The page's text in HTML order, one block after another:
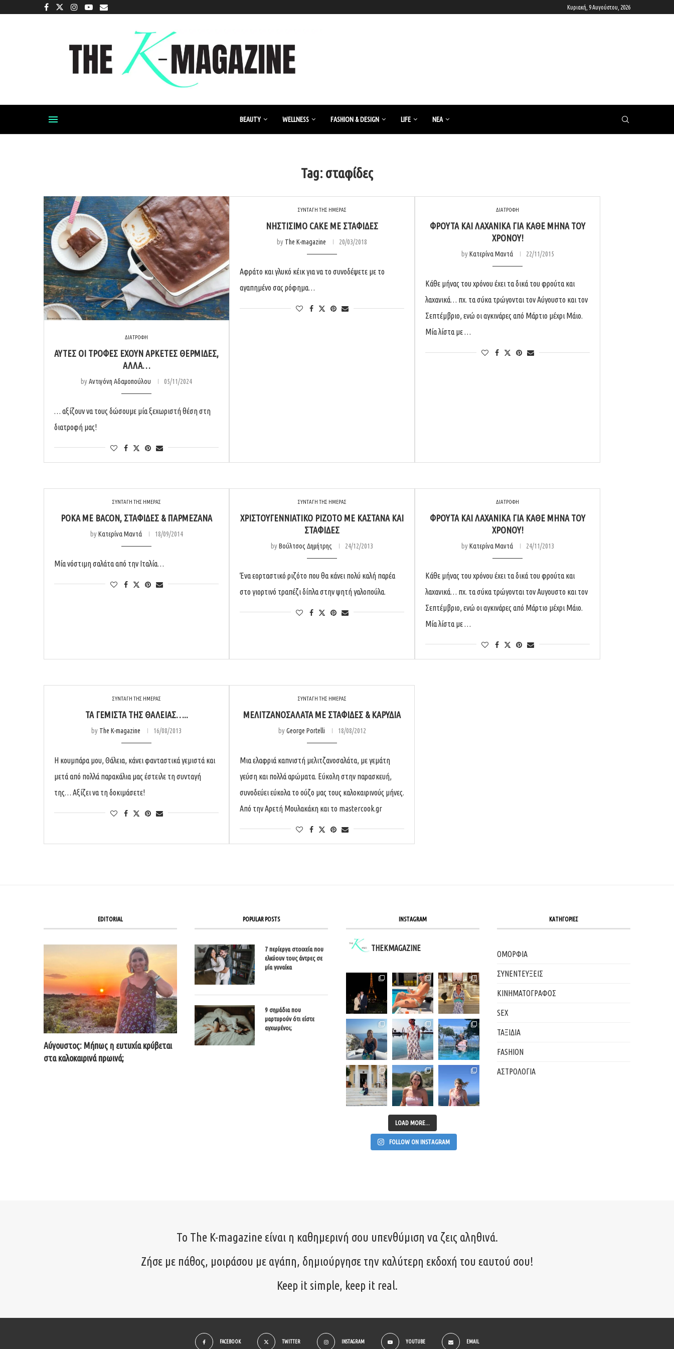
Κυριακή, 9 Αυγούστου, 2026
BEAUTY WELLNESS FASHION & DESIGN LIFE ΝΈΑ
Tag: σταφίδες
ΔΙΑΤΡΟΦΗ
ΑΥΤΕΣ ΟΙ ΤΡΟΦΕΣ ΕΧΟΥΝ ΑΡΚΕΤΕΣ ΘΕΡΜΙΔΕΣ,
ΑΛΛΑ…
byΑντιγόνη Αδαμοπούλου 05/11/2024
… αξίζουν να τους δώσουμε μία ξεχωριστή θέση στη
διατροφή μας!
ΣΥΝΤΑΓΗ ΤΗΣ ΗΜΕΡΑΣ
ΝΗΣΤΊΣΙΜΟ CAKE ΜΕ ΣΤΑΦΊΔΕΣ
by The K-magazine 20/03/2018
Αφράτο και γλυκό κέικ για να το συνοδέψετε με το
αγαπημένο σας ρόφημα…
ΔΙΑΤΡΟΦΗ
ΦΡΟΎΤΑ ΚΑΙ ΛΑΧΑΝΙΚΆ ΓΙΑ ΚΆΘΕ ΜΉΝΑ ΤΟΥ
ΧΡΌΝΟΥ!
byΚατερίνα Μαντά 22/11/2015
Κάθε μήνας του χρόνου έχει τα δικά του φρούτα και
λαχανικά… πχ. τα σύκα τρώγονται τον Αύγουστο και τον
Σεπτέμβριο, ενώ οι αγκινάρες από Μάρτιο μέχρι Μάιο.
Μία λίστα με …
ΣΥΝΤΑΓΗ ΤΗΣ ΗΜΕΡΑΣ
ΡΌΚΑ ΜΕ BACON, ΣΤΑΦΊΔΕΣ & ΠΑΡΜΕΖΆΝΑ
byΚατερίνα Μαντά 18/09/2014
Μία νόστιμη σαλάτα από την Ιταλία…
ΣΥΝΤΑΓΗ ΤΗΣ ΗΜΕΡΑΣ
ΧΡΙΣΤΟΥΓΕΝΝΙΆΤΙΚΟ ΡΙΖΌΤΟ ΜΕ ΚΆΣΤΑΝΑ ΚΑΙ
ΣΤΑΦΊΔΕΣ
byΒούλτσος Δημήτρης 24/12/2013
Ένα εορταστικό ριζότο που θα κάνει πολύ καλή παρέα
στο γιορτινό τραπέζι δίπλα στην ψητή γαλοπούλα.
ΔΙΑΤΡΟΦΗ
ΦΡΟΎΤΑ ΚΑΙ ΛΑΧΑΝΙΚΆ ΓΙΑ ΚΆΘΕ ΜΉΝΑ ΤΟΥ
ΧΡΌΝΟΥ!
byΚατερίνα Μαντά 24/11/2013
Κάθε μήνας του χρόνου έχει τα δικά του φρούτα και
λαχανικά… πχ. τα σύκα τρώγονται τον Αυγουστο και τον
Σεπτέμβριο, ενώ οι αγκινάρες από Μάρτιο μέχρι Μάιο.
Μία λίστα με …
ΣΥΝΤΑΓΗ ΤΗΣ ΗΜΕΡΑΣ
ΤΑ ΓΕΜΙΣΤΆ ΤΗΣ ΘΆΛΕΙΑΣ…..
by The K-magazine 16/08/2013
Η κουμπάρα μου, Θάλεια, κάνει φανταστικά γεμιστά και
μετά από πολλά παρακάλια μας έστειλε τη συνταγή
της… Αξίζει να τη δοκιμάσετε!
ΣΥΝΤΑΓΗ ΤΗΣ ΗΜΕΡΑΣ
ΜΕΛΙΤΖΑΝΟΣΑΛΆΤΑ ΜΕ ΣΤΑΦΊΔΕΣ & ΚΑΡΎΔΙΑ
byGeorge Portelli 18/08/2012
Μια ελαφριά καπνιστή μελιτζανοσαλάτα, με γεμάτη
γεύση και πολλά αρώματα. Εύκολη στην παρασκευή,
συνοδεύει εύκολα το ούζο μας τους καλοκαιρινούς μήνες.
Από την Αρετή Μουλακάκη και το mastercook.gr
EDITORIAL
Αύγουστος: Μήπως η ευτυχία κρύβεται
στα καλοκαιρινά πρωινά;
POPULAR POSTS
7 περίεργα στοιχεία που
ελκύουν τους άντρες σε
μία γυναίκα
9 σημάδια που
μαρτυρούν ότι είστε
αγχωμένοι;
INSTAGRAM
THEKMAGAZINE
LOAD MORE...
FOLLOW ON INSTAGRAM
ΚΑΤΗΓΟΡΙΕΣ
ΟΜΟΡΦΙΑ
ΣΥΝΕΝΤΕΥΞΕΙΣ
ΚΙΝΗΜΑΤΟΓΡΑΦΟΣ
SEX
ΤΑΞΙΔΙΑ
FASHION
ΑΣΤΡΟΛΟΓΙΑ
Το The K-magazine είναι η καθημερινή σου υπενθύμιση να ζεις αληθινά.
Ζήσε με πάθος, μοιράσου με αγάπη, δημιούργησε την καλύτερη εκδοχή του εαυτού σου!
Keep it simple, keep it real.
FACEBOOK TWITTER INSTAGRAM YOUTUBE EMAIL